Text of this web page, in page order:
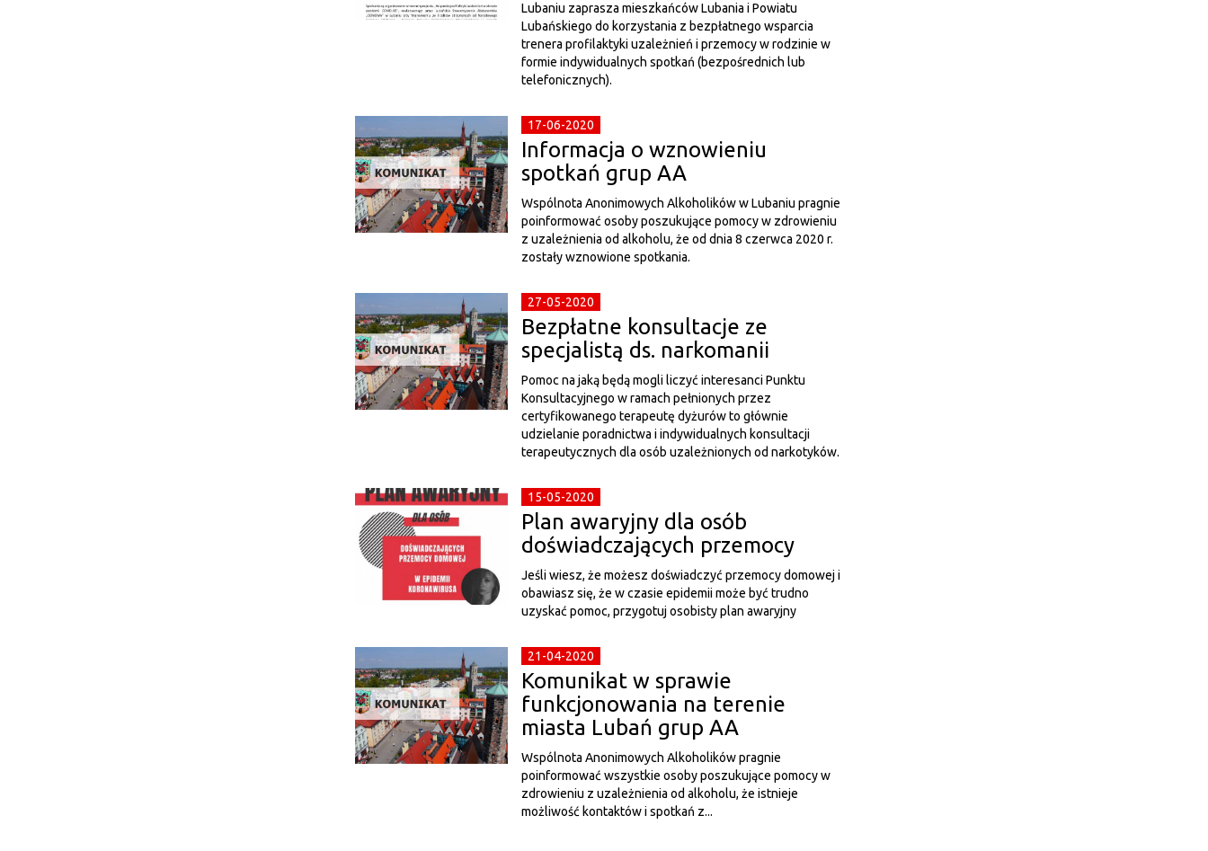
Lubaniu zaprasza mieszkańców Lubania i Powiatu
Lubańskiego do korzystania z bezpłatnego wsparcia
trenera profilaktyki uzależnień i przemocy w rodzinie w
formie indywidualnych spotkań (bezpośrednich lub
telefonicznych).
17-06-2020
Informacja o wznowieniu
spotkań grup AA
Wspólnota Anonimowych Alkoholików w Lubaniu pragnie
poinformować osoby poszukujące pomocy w zdrowieniu
z uzależnienia od alkoholu, że od dnia 8 czerwca 2020 r.
zostały wznowione spotkania.
27-05-2020
Bezpłatne konsultacje ze
specjalistą ds. narkomanii
Pomoc na jaką będą mogli liczyć interesanci Punktu
Konsultacyjnego w ramach pełnionych przez
certyfikowanego terapeutę dyżurów to głównie
udzielanie poradnictwa i indywidualnych konsultacji
terapeutycznych dla osób uzależnionych od narkotyków.
15-05-2020
Plan awaryjny dla osób
doświadczających przemocy
Jeśli wiesz, że możesz doświadczyć przemocy domowej i
obawiasz się, że w czasie epidemii może być trudno
uzyskać pomoc, przygotuj osobisty plan awaryjny
21-04-2020
Komunikat w sprawie
funkcjonowania na terenie
miasta Lubań grup AA
Wspólnota Anonimowych Alkoholików pragnie
poinformować wszystkie osoby poszukujące pomocy w
zdrowieniu z uzależnienia od alkoholu, że istnieje
możliwość kontaktów i spotkań z...